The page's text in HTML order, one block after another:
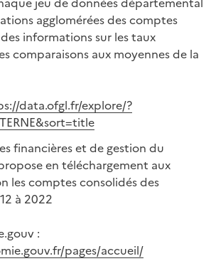
agglomérées des comptes
informations sur les taux
comparaisons aux moyennes de la
data.ofgl.fr/explore/?
financières et de gestion du
en téléchargement aux
les comptes consolidés des
à 2022
:
pages/accueil/